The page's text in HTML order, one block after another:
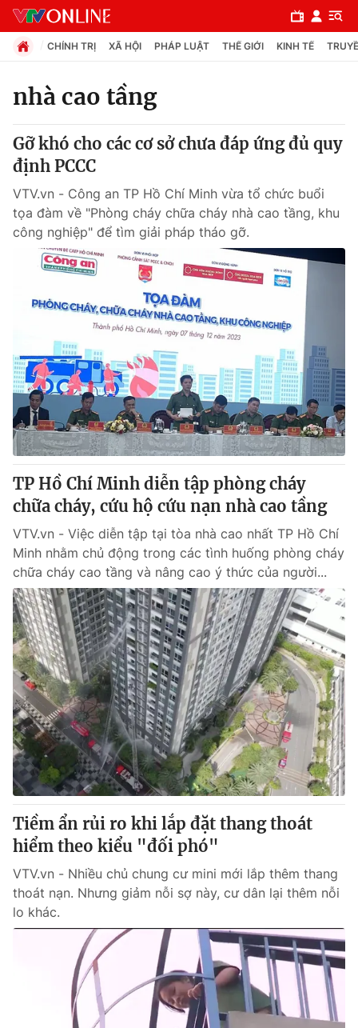
Chuyên mục
Chính trị
Xã hội
Pháp luật
Y tế
Thế giới
Tin tức
Thế giới đó đây
Câu chuyện quốc tế
Kinh tế
Tài chính
Thị trường
Góc doanh nghiệp
Dữ liệu và đời sống
Truyền hình
Hậu trường
Nhân vật
Khán giả
Giải sao mai
Giải trí
Điện ảnh
Âm nhạc
Sao
Đời sống
Du lịch
Làm đẹp
Chất lượng cuộc sống
Giáo dục
Tuyển sinh
Học trực tuyến
Công nghệ
Hitech Công nghệ tương lai
Sản phẩm
Thị trường
Tư vấn
Giao lưu trực tuyến
Lịch phát sóng
Chuyên mục khác
Emagazine Podcast
Photo Infographic
Shorts video
VTV Money VTV Thể thao
CHÍNH TRỊ XÃ HỘI PHÁP LUẬT THẾ GIỚI KINH TẾ
nhà cao tầng
Gỡ khó cho các cơ sở chưa đáp ứng đủ quy
định PCCC
VTV.vn - Công an TP Hồ Chí Minh vừa tổ chức buổi
tọa đàm về "Phòng cháy chữa cháy nhà cao tầng, khu
công nghiệp" để tìm giải pháp tháo gỡ.
TP Hồ Chí Minh diễn tập phòng cháy
chữa cháy, cứu hộ cứu nạn nhà cao tầng
VTV.vn - Việc diễn tập tại tòa nhà cao nhất TP Hồ Chí
Minh nhằm chủ động trong các tình huống phòng cháy
chữa cháy cao tầng và nâng cao ý thức của người...
Tiềm ẩn rủi ro khi lắp đặt thang thoát
hiểm theo kiểu "đối phó"
VTV.vn - Nhiều chủ chung cư mini mới lắp thêm thang
thoát nạn. Nhưng giảm nỗi sợ này, cư dân lại thêm nỗi
lo khác.